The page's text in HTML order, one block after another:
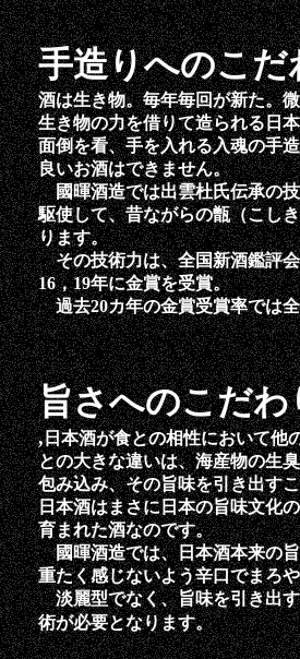
手造りへのこだ
酒は生き物。毎年毎回が新た。
生き物の力を借りて造られる日
面倒を看、手を入れる入魂の手
良いお酒はできません。
國暉酒造では出雲杜氏伝承の
駆使して、昔ながらの甑（こし
ります。
その技術力は、全国新酒鑑評会
16，19年に金賞を受賞。
過去20カ年の金賞受賞率では全
旨さへのこだわ
,日本酒が食との相性において他
との大きな違いは、海産物の生
包み込み、その旨味を引き出す
日本酒はまさに日本の旨味文化
育まれた酒なのです。
國暉酒造では、日本酒本来の旨
重たく感じないよう辛口でまろ
淡麗型でなく、旨味を引き出す
術が必要となります。